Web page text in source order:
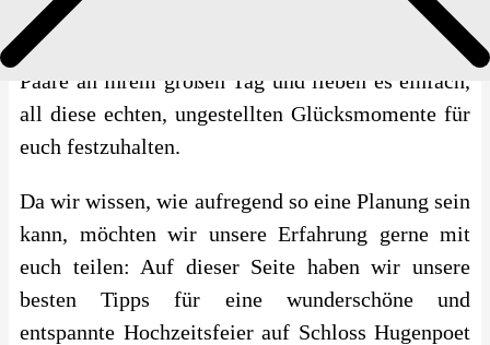
Hey, wir sind Lara & Basti. Schon seit einigen
Jahren begleiten wir als Hochzeitsfotografen
Paare an ihrem großen Tag und lieben es einfach,
all diese echten, ungestellten Glücksmomente für
euch festzuhalten.
Da wir wissen, wie aufregend so eine Planung sein
kann, möchten wir unsere Erfahrung gerne mit
euch teilen: Auf dieser Seite haben wir unsere
besten Tipps für eine wunderschöne und
entspannte Hochzeitsfeier auf Schloss Hugenpoet